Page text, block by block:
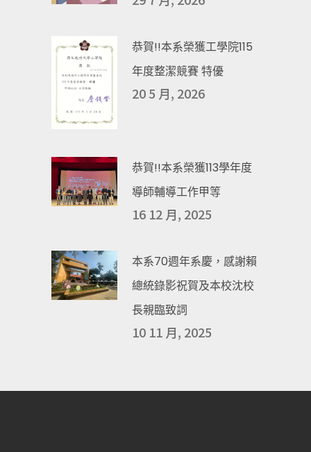
恭賀!!本系榮獲工學院115
年度整潔競賽 特優
20 5 月, 2026
恭賀!!本系榮獲113學年度
導師輔導工作甲等
16 12 月, 2025
本系70週年系慶，感謝賴
總統錄影祝賀及本校沈校
長親臨致詞
10 11 月, 2025